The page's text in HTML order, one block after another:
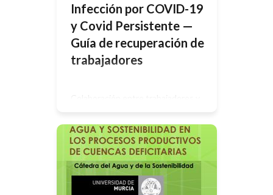
Infección por COVID-19
y Covid Persistente —
Guía de recuperación de
trabajadores
psicológicas, que conlleva sufrir una
infección por COVID-19 o covid
persistente, puede resultar difícil
reincorporarse al trabajo. Es posible
que le cueste realizar sus
actividades cotidianas, pero que
tenga que trabajar por razones